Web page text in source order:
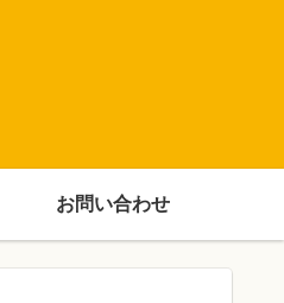
お問い合わせ